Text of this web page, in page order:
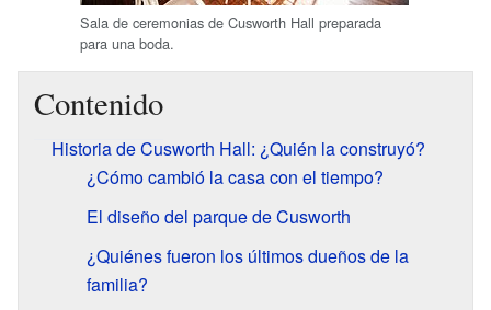
Sala de ceremonias de Cusworth Hall preparada
para una boda.
Contenido
Historia de Cusworth Hall: ¿Quién la construyó?
¿Cómo cambió la casa con el tiempo?
El diseño del parque de Cusworth
¿Quiénes fueron los últimos dueños de la
familia?